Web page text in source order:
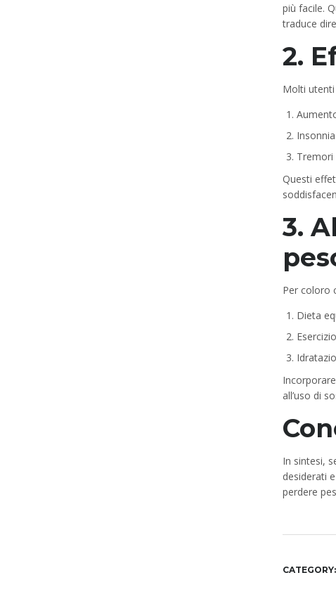
più facile.
traduce
2.
Molti
Insonnia
Tremori
Questi
3.
Per coloro
Dieta
all’uso di
In sintesi,
desiderati
perdere
CATEGORY: